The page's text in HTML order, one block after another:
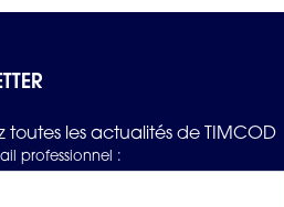
toutes les actualités de TIMCOD
professionnel :